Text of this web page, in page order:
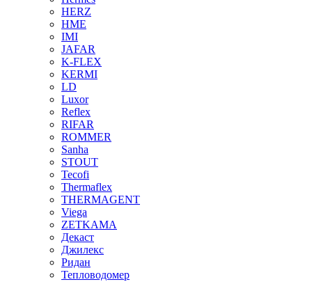
HERZ
HME
IMI
JAFAR
K-FLEX
KERMI
LD
Luxor
Reflex
RIFAR
ROMMER
Sanha
STOUT
Tecofi
Thermaflex
THERMAGENT
Viega
ZETKAMA
Декаст
Джилекс
Ридан
Тепловодомер